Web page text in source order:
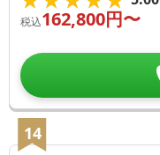
税込162,800円〜
14